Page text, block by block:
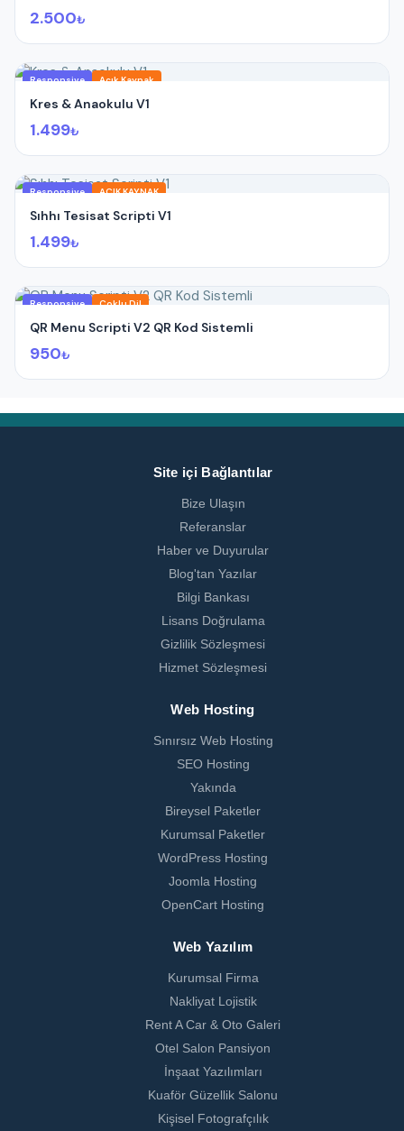
2.500₺
Responsive Açık Kaynak
Kres & Anaokulu V1
1.499₺
Responsive AÇIK KAYNAK
Sıhhı Tesisat Scripti V1
1.499₺
Responsive Çoklu Dil
QR Menu Scripti V2 QR Kod Sistemli
950₺
Site içi Bağlantılar
Bize Ulaşın
Referanslar
Haber ve Duyurular
Blog'tan Yazılar
Bilgi Bankası
Lisans Doğrulama
Gizlilik Sözleşmesi
Hizmet Sözleşmesi
Web Hosting
Sınırsız Web Hosting
SEO Hosting
Yakında
Bireysel Paketler
Kurumsal Paketler
WordPress Hosting
Joomla Hosting
OpenCart Hosting
Web Yazılım
Kurumsal Firma
Nakliyat Lojistik
Rent A Car & Oto Galeri
Otel Salon Pansiyon
İnşaat Yazılımları
Kuaför Güzellik Salonu
Kişisel Fotografçılık